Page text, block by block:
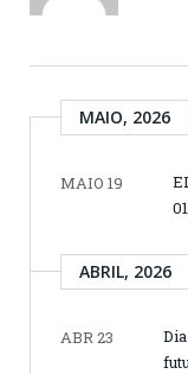
MAIO, 2026
MAIO 19
ABRIL, 2026
ABR 23